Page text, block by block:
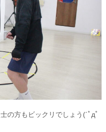
の方もビックリでしょう(´ﾟдﾟ